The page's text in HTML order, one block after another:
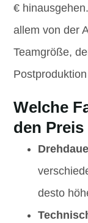
€
allem von der
Teamgröße,
Welche
den
desto